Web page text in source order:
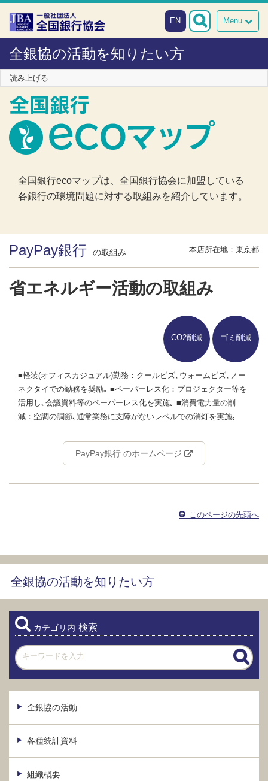
本文へスキップ
障がい者向け相談窓口
Menu
EN
全銀協の活動を知りたい方
読み上げる
全国銀行ecoマップは、全国銀行協会に加盟している
各銀行の環境問題に対する取組みを紹介しています。
本店所在地：東京都
PayPay銀行 の取組み
省エネルギー活動の取組み
CO2削減 ゴミ削減
■軽装(オフィスカジュアル)勤務：クールビズ､ウォームビズ､ノー
ネクタイでの勤務を奨励｡ ■ペーパーレス化：プロジェクター等を
活用し､会議資料等のペーパーレス化を実施｡ ■消費電力量の削
減：空調の調節､通常業務に支障がないレベルでの消灯を実施｡
PayPay銀行 のホームページ
このページの先頭へ
全銀協の活動を知りたい方
カテゴリ内 検索
全銀協の活動
各種統計資料
組織概要